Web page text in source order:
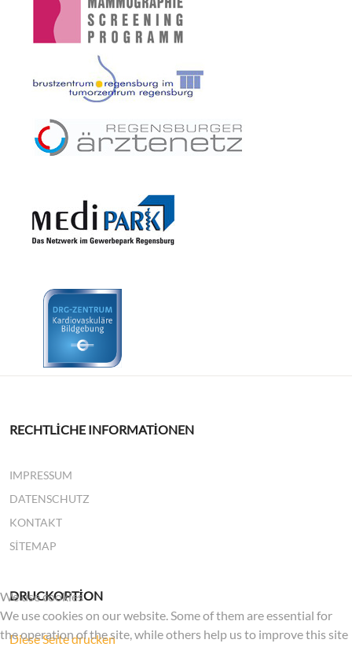
RECHTLICHE INFORMATIONEN
IMPRESSUM
DATENSCHUTZ
KONTAKT
SITEMAP
DRUCKOPTION
Diese Seite drucken
We use cookies
We use cookies on our website. Some of them are essential for
the operation of the site, while others help us to improve this site